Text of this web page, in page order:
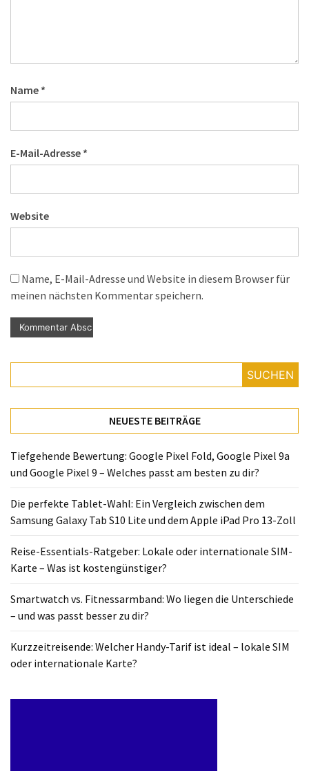
Name *
E-Mail-Adresse *
Website
Name, E-Mail-Adresse und Website in diesem Browser für
meinen nächsten Kommentar speichern.
SUCHEN
NEUESTE BEITRÄGE
Tiefgehende Bewertung: Google Pixel Fold, Google Pixel 9a
und Google Pixel 9 – Welches passt am besten zu dir?
Die perfekte Tablet-Wahl: Ein Vergleich zwischen dem
Samsung Galaxy Tab S10 Lite und dem Apple iPad Pro 13-Zoll
Reise-Essentials-Ratgeber: Lokale oder internationale SIM-
Karte – Was ist kostengünstiger?
Smartwatch vs. Fitnessarmband: Wo liegen die Unterschiede
– und was passt besser zu dir?
Kurzzeitreisende: Welcher Handy-Tarif ist ideal – lokale SIM
oder internationale Karte?